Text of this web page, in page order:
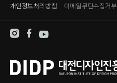
개인정보처리방침 이메일무단수집거부